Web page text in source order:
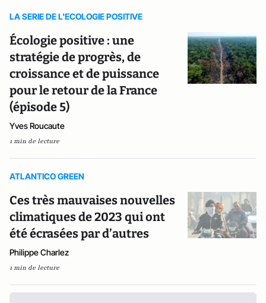
LA SERIE DE L'ECOLOGIE POSITIVE
Écologie positive : une
stratégie de progrès, de
croissance et de puissance
pour le retour de la France
(épisode 5)
Yves Roucaute
1 min de lecture
ATLANTICO GREEN
Ces très mauvaises nouvelles
climatiques de 2023 qui ont
été écrasées par d’autres
Philippe Charlez
1 min de lecture